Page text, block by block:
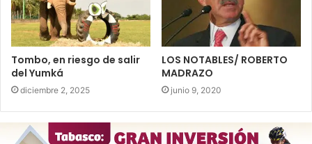
Tombo, en riesgo de salir
del Yumká
diciembre 2, 2025
LOS NOTABLES/ ROBERTO
MADRAZO
junio 9, 2020